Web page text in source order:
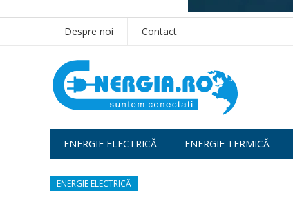
Despre noi Contact
ENERGIE ELECTRICĂ ENERGIE TERMICĂ
ENERGIE ELECTRICĂ